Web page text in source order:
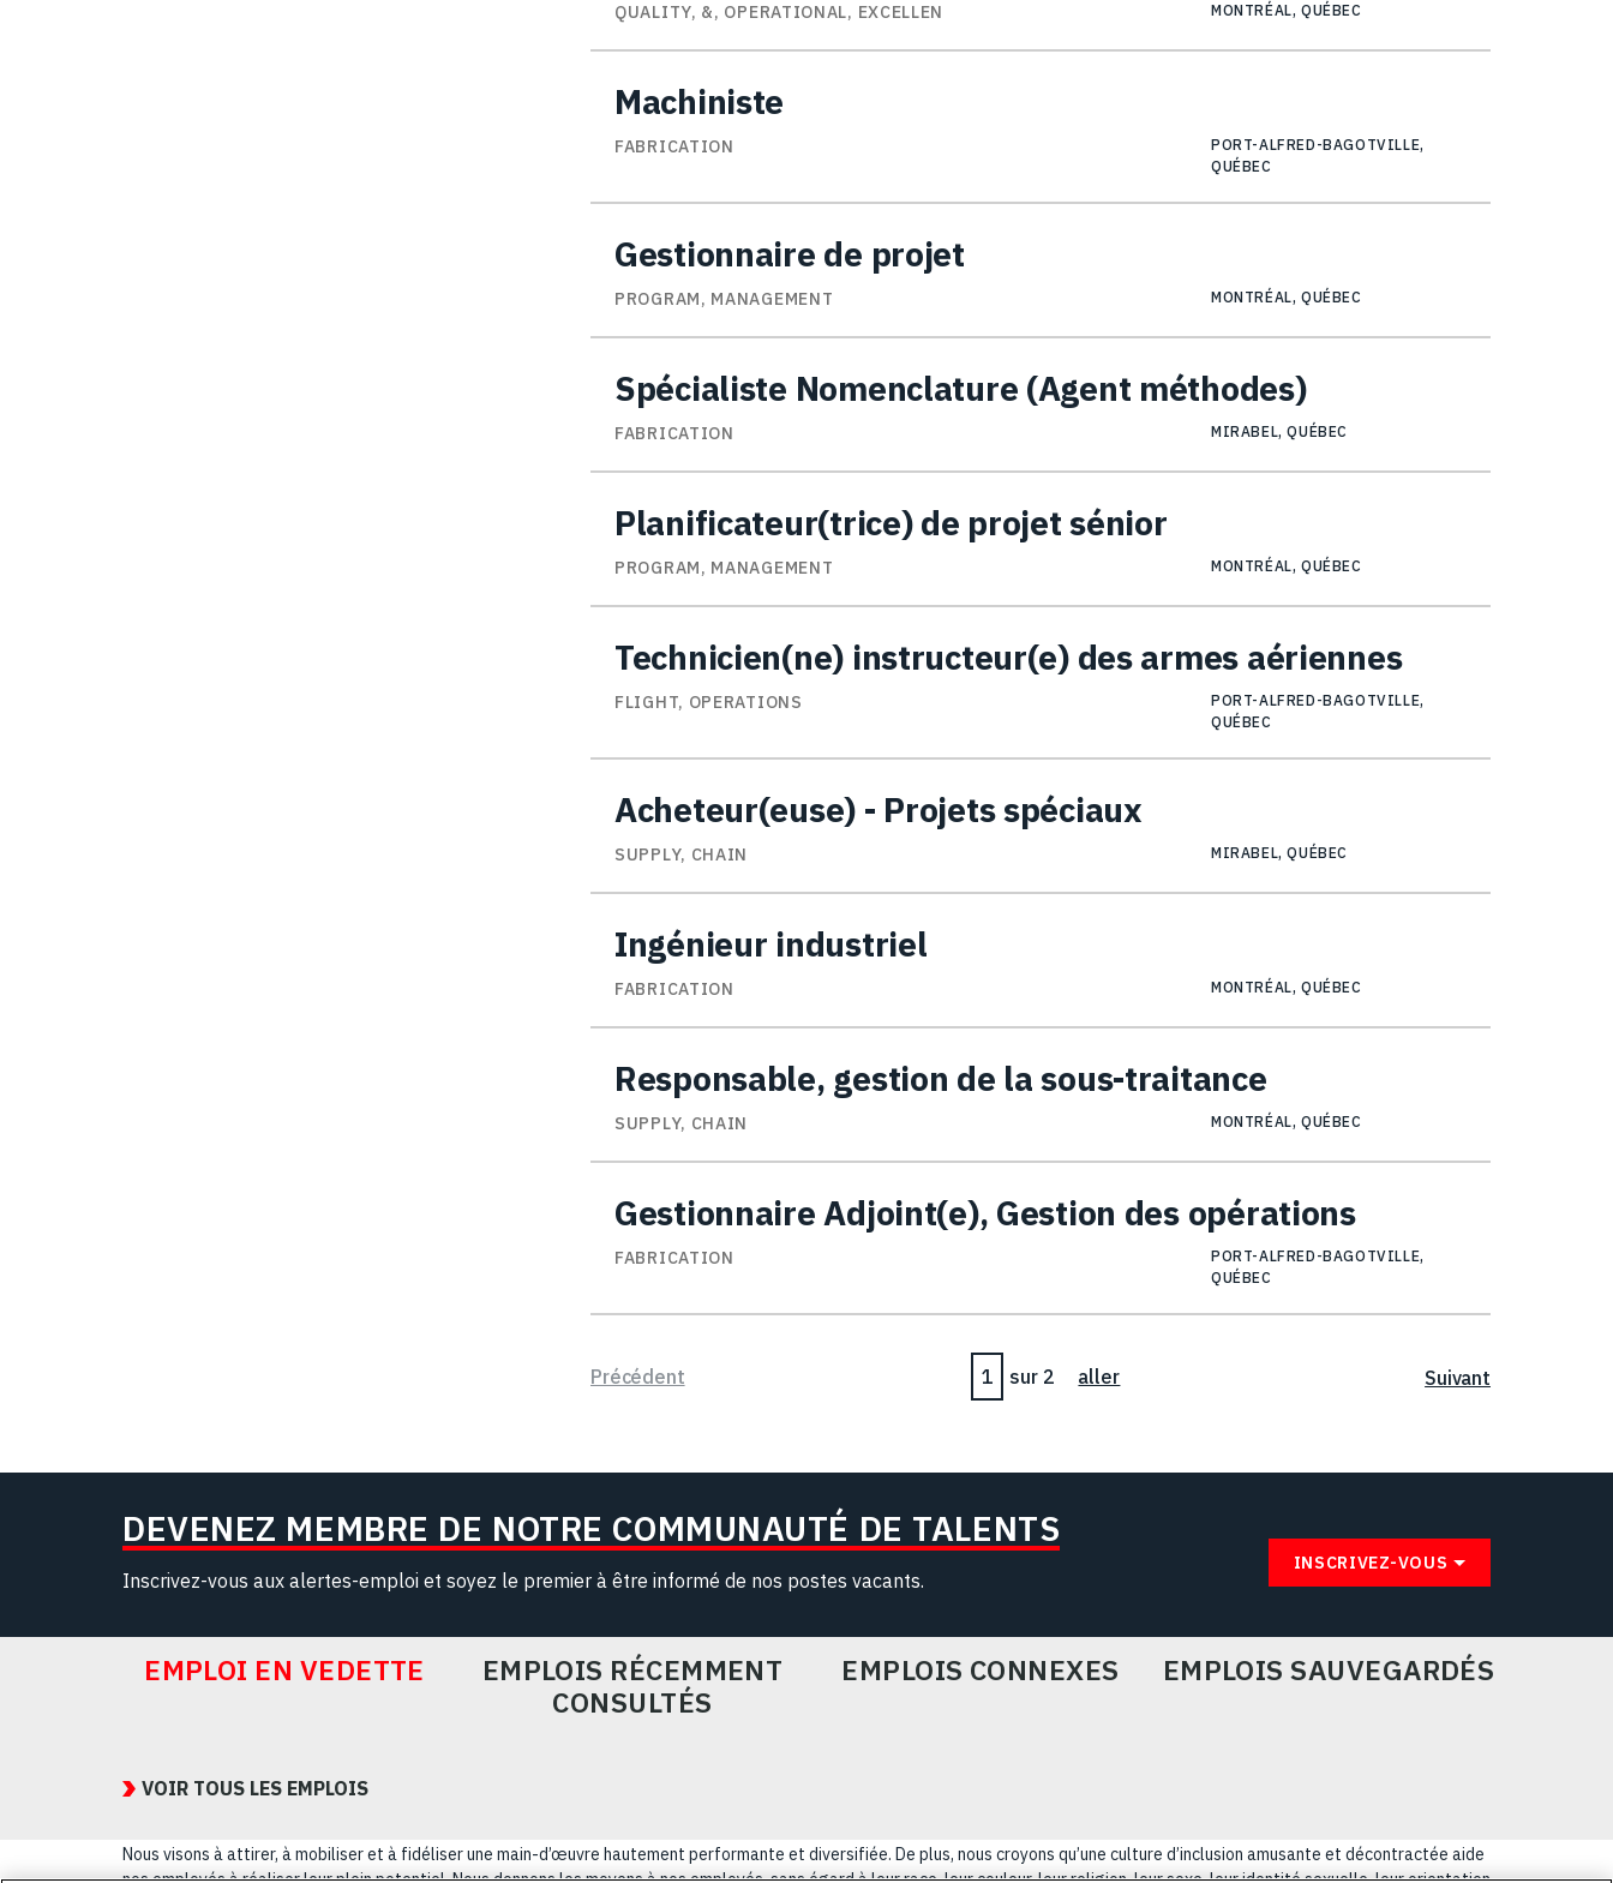
QUALITY, &, OPERATIONAL, EXCELLEN MONTRÉAL, QUÉBEC
Machiniste
FABRICATION
PORT-ALFRED-BAGOTVILLE,
QUÉBEC
Gestionnaire de projet
PROGRAM, MANAGEMENT MONTRÉAL, QUÉBEC
Spécialiste Nomenclature (Agent méthodes)
FABRICATION MIRABEL, QUÉBEC
Planificateur(trice) de projet sénior
PROGRAM, MANAGEMENT MONTRÉAL, QUÉBEC
Technicien(ne) instructeur(e) des armes aériennes
FLIGHT, OPERATIONS
PORT-ALFRED-BAGOTVILLE,
QUÉBEC
Acheteur(euse) - Projets spéciaux
SUPPLY, CHAIN MIRABEL, QUÉBEC
Ingénieur industriel
FABRICATION MONTRÉAL, QUÉBEC
Responsable, gestion de la sous-traitance
SUPPLY, CHAIN MONTRÉAL, QUÉBEC
Gestionnaire Adjoint(e), Gestion des opérations
FABRICATION
PORT-ALFRED-BAGOTVILLE,
QUÉBEC
Précédent Page sur 2 aller Suivant
DEVENEZ MEMBRE DE NOTRE COMMUNAUTÉ DE TALENTS
Inscrivez-vous aux alertes-emploi et soyez le premier à être informé de nos postes vacants.
INSCRIVEZ-VOUS
EMPLOI EN VEDETTE
EMPLOIS RÉCEMMENT
CONSULTÉS
EMPLOIS CONNEXES EMPLOIS SAUVEGARDÉS
JobsVOIR TOUS LES EMPLOIS
Nous visons à attirer, à mobiliser et à fidéliser une main-d’œuvre hautement performante et diversifiée. De plus, nous croyons qu’une culture d’inclusion amusante et décontractée aide